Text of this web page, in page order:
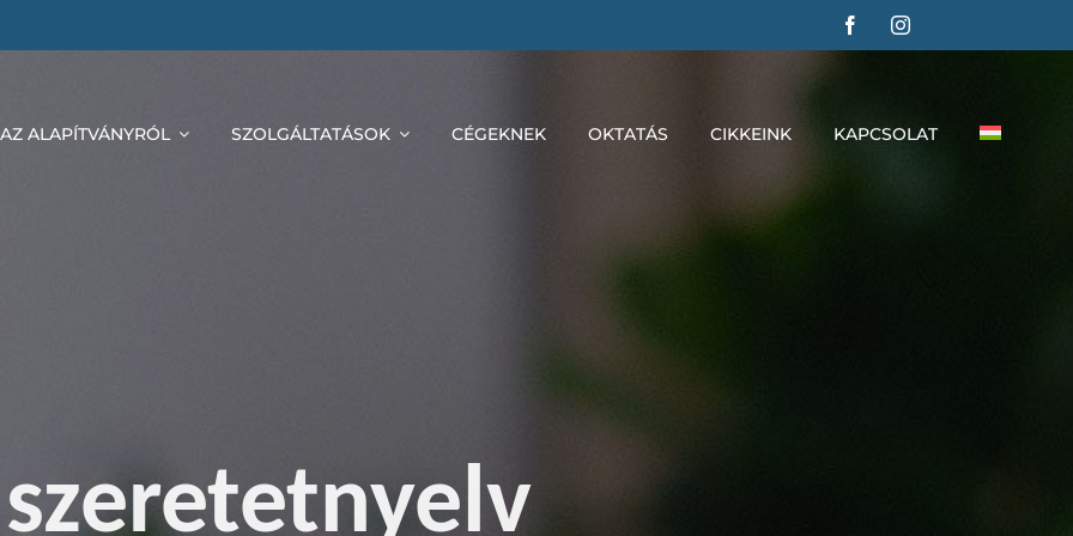
AZ ALAPÍTVÁNYRÓL SZOLGÁLTATÁSOK CÉGEKNEK OKTATÁS CIKKEINK KAPCSOLAT
szeretetnyelv